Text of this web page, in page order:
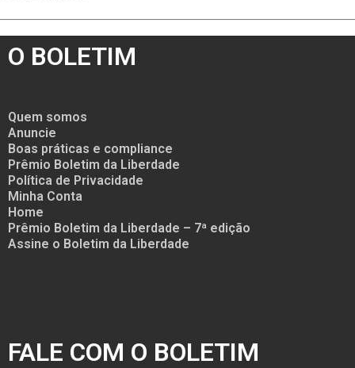
O BOLETIM
Quem somos
Anuncie
Boas práticas e compliance
Prêmio Boletim da Liberdade
Política de Privacidade
Minha Conta
Home
Prêmio Boletim da Liberdade – 7ª edição
Assine o Boletim da Liberdade
FALE COM O BOLETIM